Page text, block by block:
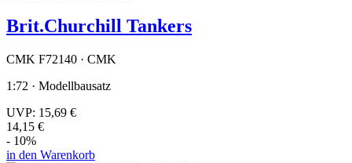
Brit.Churchill Tankers
CMK F72140 · CMK
1:72 · Modellbausatz
UVP: 15,69 €
14,15 €
- 10%
in den Warenkorb